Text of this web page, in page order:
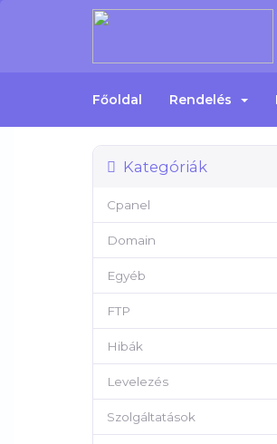
Főoldal Rendelés
Kategóriák
Cpanel
Domain
Egyéb
FTP
Hibák
Levelezés
Szolgáltatások